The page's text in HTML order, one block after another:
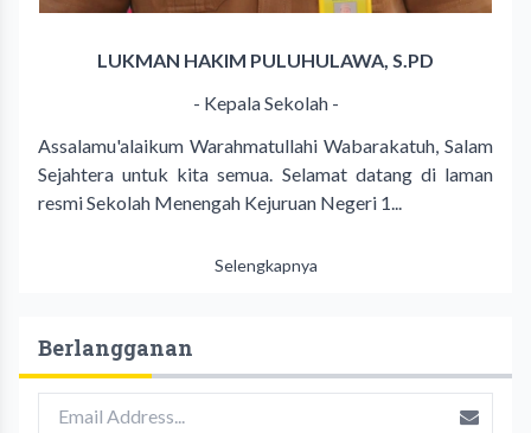
LUKMAN HAKIM PULUHULAWA, S.PD
- Kepala Sekolah -
Assalamu'alaikum Warahmatullahi Wabarakatuh, Salam
Sejahtera untuk kita semua. Selamat datang di laman
resmi Sekolah Menengah Kejuruan Negeri 1...
Selengkapnya
Berlangganan